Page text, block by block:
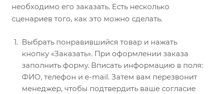
необходимо его заказать. Есть несколько
сценариев того, как это можно сделать.
Выбрать понравившийся товар и нажать
кнопку «Заказать». При оформлении заказа
заполнить форму. Вписать информацию в поля:
ФИО, телефон и e-mail. Затем вам перезвонит
менеджер, чтобы подтвердить ваше согласие